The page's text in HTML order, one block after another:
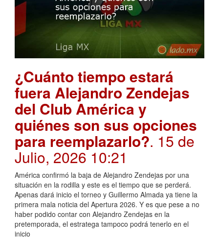
¿Cuánto tiempo estará
fuera Alejandro Zendejas
del Club América y
quiénes son sus opciones
para reemplazarlo?. 15 de
Julio, 2026 10:21
América confirmó la baja de Alejandro Zendejas por una
situación en la rodilla y este es el tiempo que se perderá.
Apenas dará inicio el torneo y Guillermo Almada ya tiene la
primera mala noticia del Apertura 2026. Y es que pese a no
haber podido contar con Alejandro Zendejas en la
pretemporada, el estratega tampoco podrá tenerlo en el
inicio